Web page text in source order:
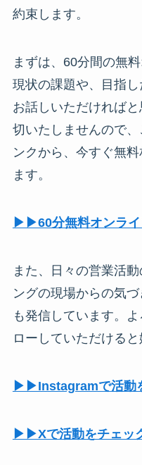
約束します。
まずは、60分間の無
現状の課題や、目指
お話しいただければ
切いたしませんので
ンクから、今すぐ無
ます。
▶︎▶︎60分無料オンラ
また、日々の営業活
ングの現場からの気
も発信しています。
ローしていただけると
▶︎▶︎Instagramで活動
▶︎▶︎Xで活動をチェッ